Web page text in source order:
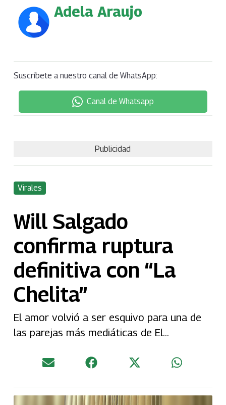
Adela Araujo
Suscríbete a nuestro canal de WhatsApp:
Canal de Whatsapp
Publicidad
Virales
Will Salgado
confirma ruptura
definitiva con “La
Chelita”
El amor volvió a ser esquivo para una de
las parejas más mediáticas de El...